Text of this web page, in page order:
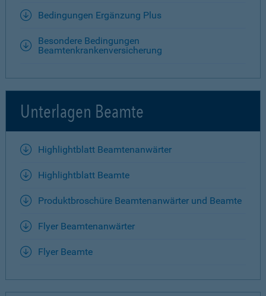
Bedingungen Ergänzung Plus
Besondere Bedingungen
Beamtenkrankenversicherung
Unterlagen Beamte
Highlightblatt Beamtenanwärter
Highlightblatt Beamte
Produktbroschüre Beamtenanwärter und Beamte
Flyer Beamtenanwärter
Flyer Beamte